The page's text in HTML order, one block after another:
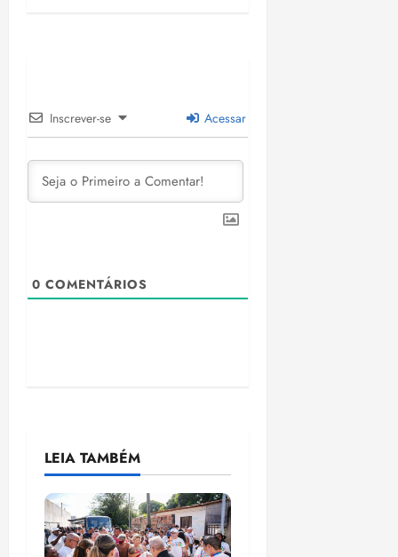
Inscrever-se Acessar
0 COMENTÁRIOS
LEIA TAMBÉM